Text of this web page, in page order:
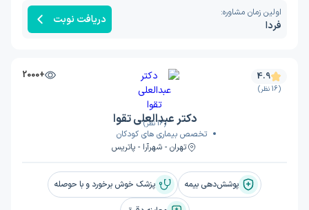
اولین زمان مشاوره:
فردا دریافت نوبت
(16 نظر)
+2000 4.9
(16 نظر)
دکتر عبدالعلی تقوا
تخصص بیماری های کودکان
تهران - شهرآرا - پاتریس
پوشش‌دهی بیمه پزشک خوش برخورد و با حوصله